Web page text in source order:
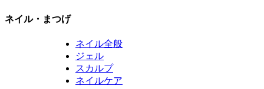
ネイル・まつげ
ネイル全般
ジェル
スカルプ
ネイルケア